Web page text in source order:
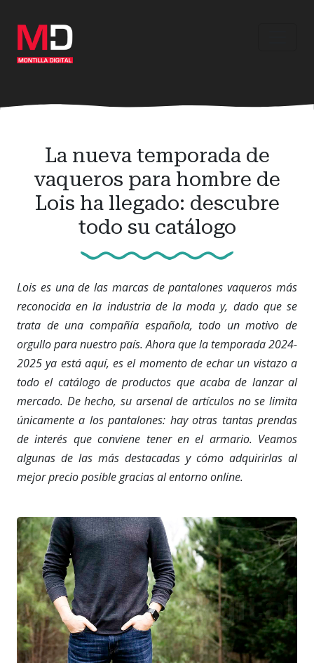
contenido
principal
La nueva temporada de
vaqueros para hombre de
Lois ha llegado: descubre
todo su catálogo
Lois es una de las marcas de pantalones vaqueros más
reconocida en la industria de la moda y, dado que se
trata de una compañía española, todo un motivo de
orgullo para nuestro país. Ahora que la temporada 2024-
2025 ya está aquí, es el momento de echar un vistazo a
todo el catálogo de productos que acaba de lanzar al
mercado. De hecho, su arsenal de artículos no se limita
únicamente a los pantalones: hay otras tantas prendas
de interés que conviene tener en el armario. Veamos
algunas de las más destacadas y cómo adquirirlas al
mejor precio posible gracias al entorno online.